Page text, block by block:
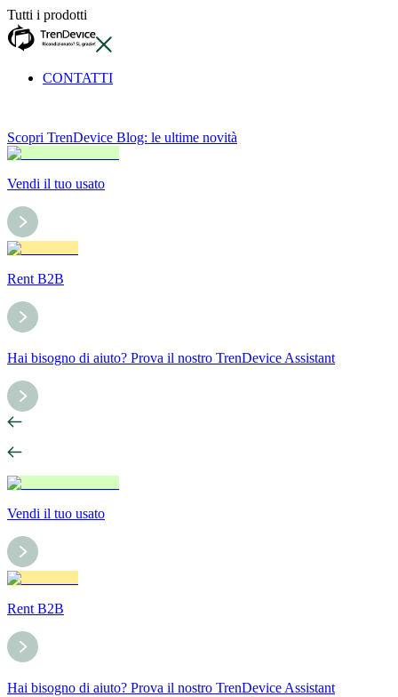
Tutti i prodotti
CONTATTI
Scopri TrenDevice Blog: le ultime novità
Vendi il tuo usato
Rent B2B
Hai bisogno di aiuto? Prova il nostro TrenDevice Assistant
Vendi il tuo usato
Rent B2B
Hai bisogno di aiuto? Prova il nostro TrenDevice Assistant